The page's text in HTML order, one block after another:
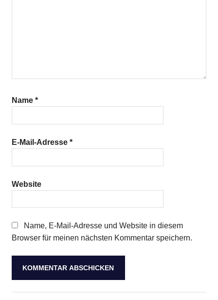
Name *
E-Mail-Adresse *
Website
Name, E-Mail-Adresse und Website in diesem
Browser für meinen nächsten Kommentar speichern.